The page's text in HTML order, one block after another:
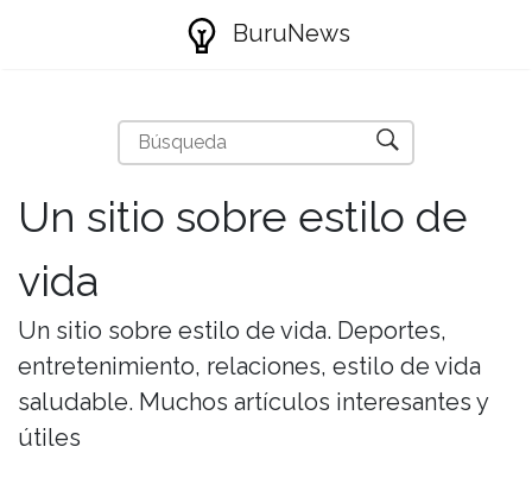
BuruNews
Un sitio sobre estilo de
vida
Un sitio sobre estilo de vida. Deportes,
entretenimiento, relaciones, estilo de vida
saludable. Muchos artículos interesantes y
útiles